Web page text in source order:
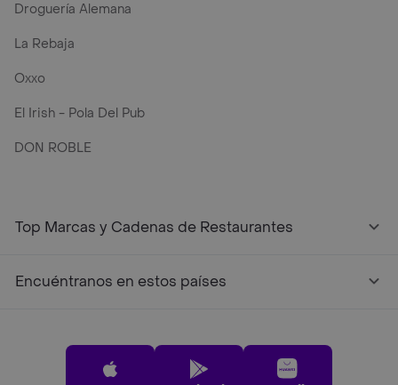
Droguería Alemana
La Rebaja
Oxxo
El Irish - Pola Del Pub
DON ROBLE
Top Marcas y Cadenas de Restaurantes
Encuéntranos en estos países